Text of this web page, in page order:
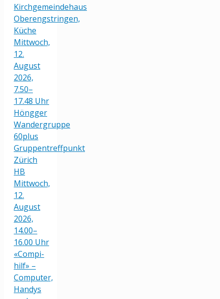
Kirchgemeindehaus
Oberengstringen,
Küche
Mittwoch,
12.
August
2026,
7.50–
17.48 Uhr
Höngger
Wandergruppe
60plus
Gruppentreffpunkt
Zürich
HB
Mittwoch,
12.
August
2026,
14.00–
16.00 Uhr
«Compi-
hilf» –
Computer,
Handys